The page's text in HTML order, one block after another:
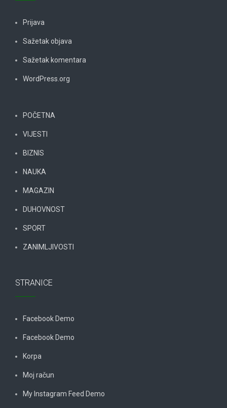
Prijava
Sažetak objava
Sažetak komentara
WordPress.org
POČETNA
VIJESTI
BIZNIS
NAUKA
MAGAZIN
DUHOVNOST
SPORT
ZANIMLJIVOSTI
STRANICE
Facebook Demo
Facebook Demo
Korpa
Moj račun
My Instagram Feed Demo